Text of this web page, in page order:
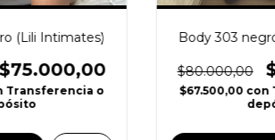
(Lili Intimates)
$75.000,00
Transferencia o
Body 303
$80.000,00
$67.500,00 con